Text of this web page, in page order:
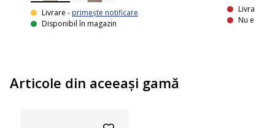
Livrare - primește notificare
Disponibil în magazin
Livrare
Nu este
Articole din aceeaşi gamă